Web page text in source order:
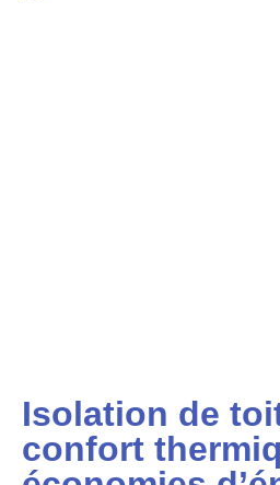
Isolation de
confort